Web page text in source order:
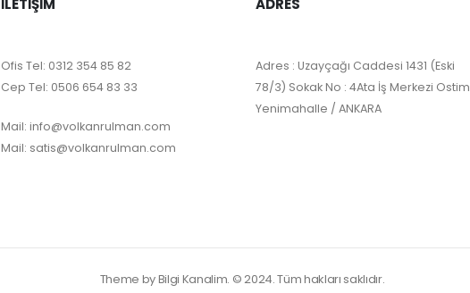
İLETIŞIM
Ofis Tel: 0312 354 85 82
Cep Tel: 0506 654 83 33
Mail: info@volkanrulman.com
Mail: satis@volkanrulman.com
ADRES
Adres : Uzayçağı Caddesi 1431 (Eski
78/3) Sokak No : 4Ata İş Merkezi Ostim
Yenimahalle / ANKARA
Theme by Bilgi Kanalim. © 2024. Tüm hakları saklıdır.